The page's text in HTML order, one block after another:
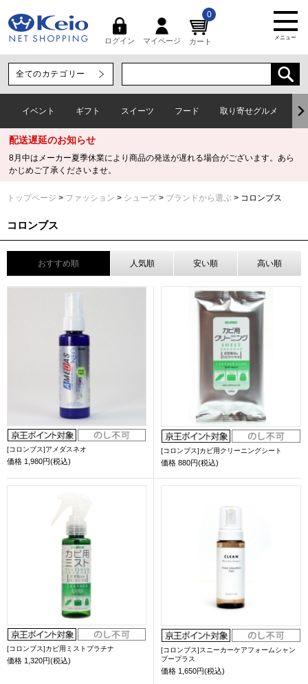
ログイン マイページ カート
0
メニュー
イベント ギフト スイーツ フード 取り寄せグルメ
配送遅延のお知らせ
8月中はメーカー夏季休業により商品の発送が遅れる場合がございます。あら
かじめご了承くださいませ。
トップページ ファッション シューズ ブランドから選ぶ コロンブス
コロンブス
おすすめ順 人気順 安い順 高い順
[コロンブス]アメダスネオ
価格 1,980円(税込)
[コロンブス]カビ用クリーニングシート
価格 880円(税込)
[コロンブス]カビ用ミストプラチナ
価格 1,320円(税込)
[コロンブス]スニーカーケアフォームシャン
プープラス
価格 1,650円(税込)